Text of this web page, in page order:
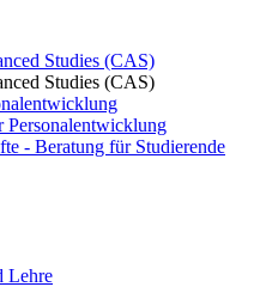
Studies (CAS)
Studies (CAS)
Personalentwicklung
- Beratung für Studierende
Lehre